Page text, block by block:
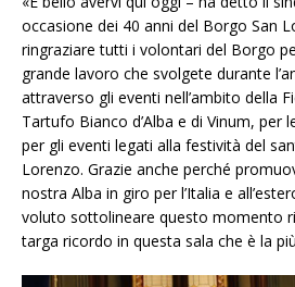
occasione dei 40 anni del Borgo San
ringraziare tutti i volontari del Borgo
grande lavoro che svolgete durante
attraverso gli eventi nell’ambito della
Tartufo Bianco d’Alba e di Vinum, per
per gli eventi legati alla festività del
Lorenzo. Grazie anche perché
nostra Alba in giro per l’Italia e
voluto sottolineare questo momento
targa ricordo in questa sala che è la